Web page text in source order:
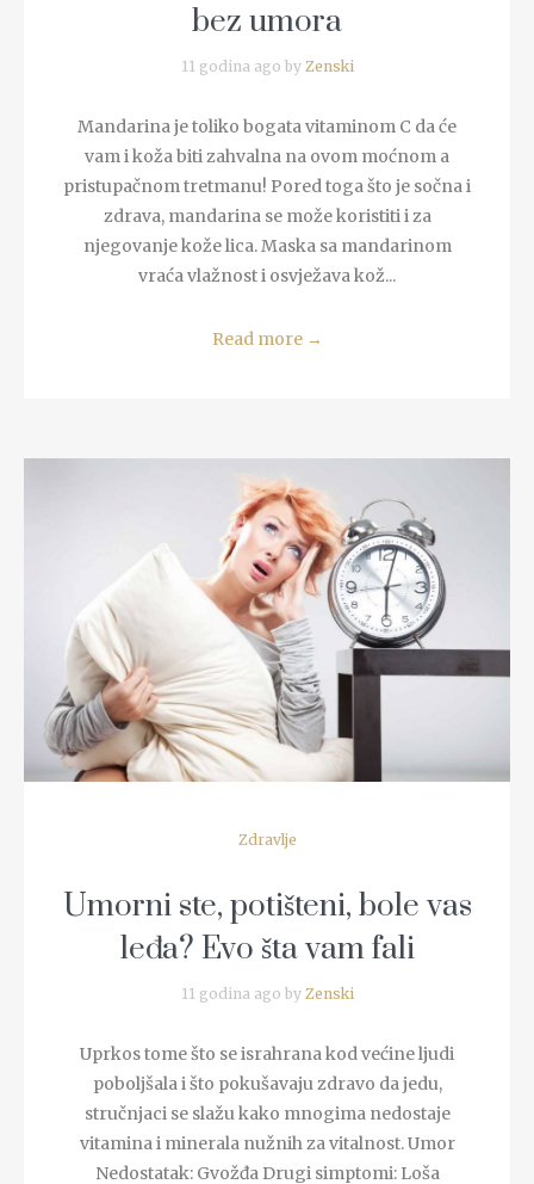
bez umora
11 godina ago by Zenski
Mandarina je toliko bogata vitaminom C da će
vam i koža biti zahvalna na ovom moćnom a
pristupačnom tretmanu! Pored toga što je sočna i
zdrava, mandarina se može koristiti i za
njegovanje kože lica. Maska sa mandarinom
vraća vlažnost i osvježava kož...
Read more →
READ MORE
Zdravlje
Umorni ste, potišteni, bole vas
leđa? Evo šta vam fali
11 godina ago by Zenski
Uprkos tome što se israhrana kod većine ljudi
poboljšala i što pokušavaju zdravo da jedu,
stručnjaci se slažu kako mnogima nedostaje
vitamina i minerala nužnih za vitalnost. Umor
Nedostatak: Gvožđa Drugi simptomi: Loša